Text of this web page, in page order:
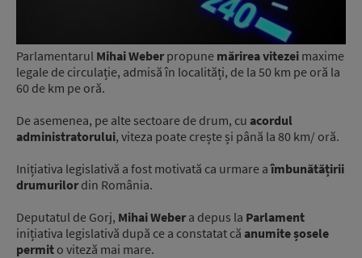
Parlamentarul Mihai Weberpropune mărirea vitezei maxime
legale de circulație, admisă în localități, de la 50 km pe oră la
60 de km pe oră.
De asemenea, pe alte sectoare de drum, cu acordul
administratorului, viteza poate crește și până la 80 km/ oră.
Inițiativa legislativă a fost motivată ca urmare aîmbunătățirii
drumurilordin România.
Deputatul de Gorj, Mihai Webera depus la Parlament
inițiativa legislativă după ce a constatat că anumite șosele
permit o viteză mai mare.